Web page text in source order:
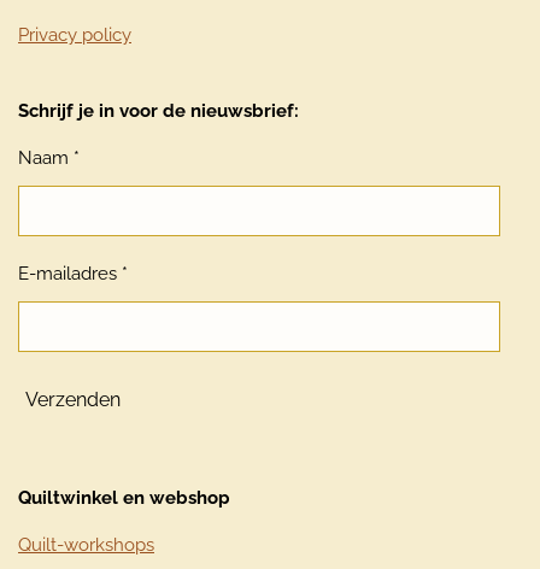
Privacy policy
Schrijf je in voor de nieuwsbrief:
Naam *
E-mailadres *
Verzenden
Quiltwinkel en webshop
Quilt-workshops